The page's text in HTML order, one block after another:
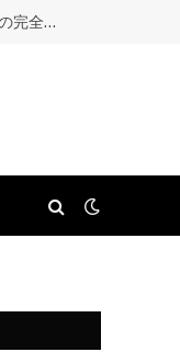
初心者向け！オンライン カジノ ブック メーカを理解するための完全ガイド